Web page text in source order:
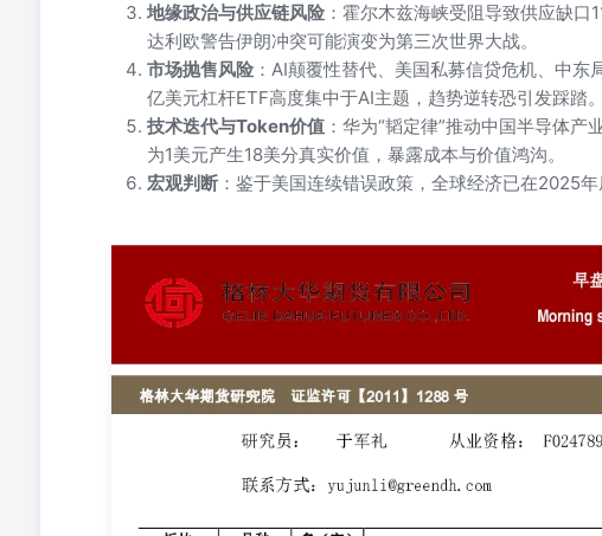
地缘政治与供应链风险 ：霍尔木兹海峡受阻导致供应缺
达利欧警告伊朗冲突可能演变为第三次世界大战。
市场抛售风险 ：AI颠覆性替代、美国私募信贷危机、中
亿美元杠杆ETF高度集中于AI主题，趋势逆转恐引发踩踏。
技术迭代与Token价值 ：华为“韬定律”推动中国半导体
为1美元产生18美分真实价值，暴露成本与价值鸿沟。
宏观判断 ：鉴于美国连续错误政策，全球经济已在2025
更多精彩内容请关注格林大华期货官方微信 2026年6月3日星期三
联系方式：yujunli@greendh.com 【全球经济逻辑】 美国银行最新
的关键门槛，正式触发其经典“卖出信号”。华为正式发表“韬（τ）
词元消耗成本与实际商业价值之间的鸿沟正在暴露，数据显示每1
高度集中于AI主题，一旦趋势逆转，机械式抛售将把回调瞬间放
来数月恐仍大范围关闭，油价今夏或再创新高。从历史上看，当美
时，较高的收益率开始对股票估值产生不利影响。美国银行最新
关键门槛，正式触发其经典“卖出信号”。《华尔街日报》指出，美
尔森发出警告，防止美国国债需求出现崩溃性下滑，一旦美国国
和零售商纷纷警告：最早今年夏天，美国消费者就将面临资金紧